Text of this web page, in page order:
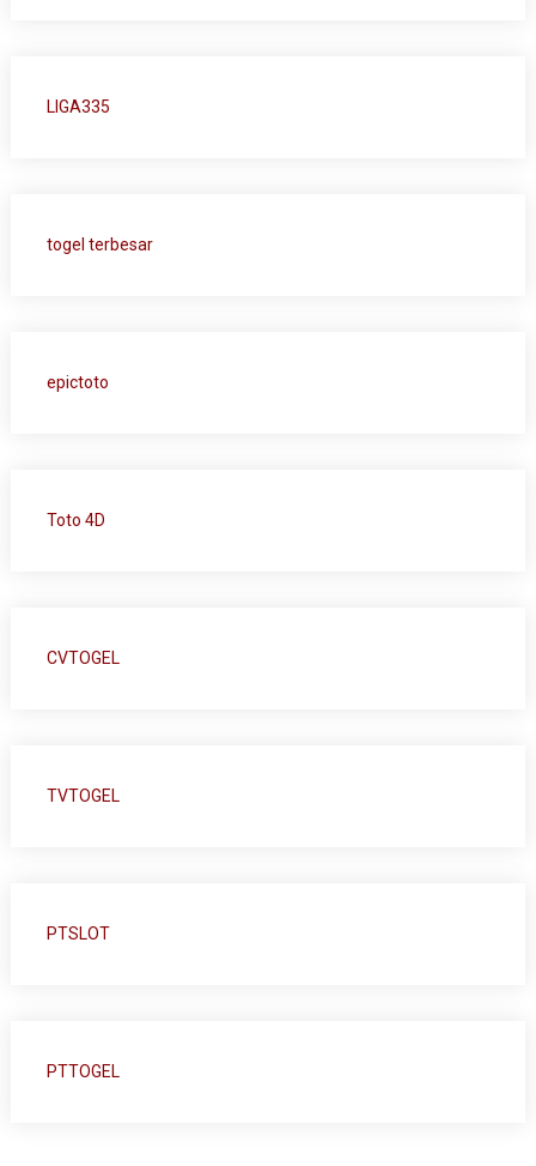
LIGA335
togel terbesar
epictoto
Toto 4D
CVTOGEL
TVTOGEL
PTSLOT
PTTOGEL